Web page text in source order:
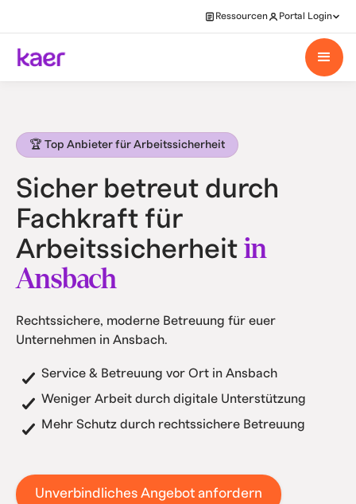
Ressourcen Portal Login
🏆 Top Anbieter für Arbeitssicherheit
Sicher betreut durch
Fachkraft für
Arbeitssicherheit in
Ansbach
Rechtssichere, moderne Betreuung für euer
Unternehmen in Ansbach.
Service & Betreuung vor Ort in Ansbach
Weniger Arbeit durch digitale Unterstützung
Mehr Schutz durch rechtssichere Betreuung
Unverbindliches Angebot anfordern